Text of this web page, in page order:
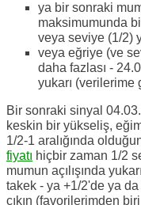
ya bir sonraki
maksimumunda
veya seviye (1/2)
veya eğriye (ve
daha fazlası -
yukarı (verilerime
Bir sonraki sinyal
keskin bir yükseliş,
1/2-1 aralığında
fiyatı hiçbir zaman 1/2
mumun açılışında
takek - ya +1/2'de ya
çıkın (favorilerimden